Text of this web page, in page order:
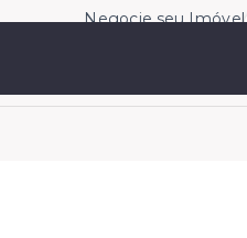
Negocie seu Imóvel